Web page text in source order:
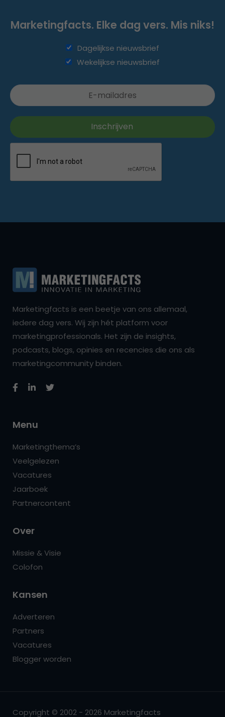
Marketingfacts. Elke dag vers. Mis niks!
Dagelijkse nieuwsbrief
Wekelijkse nieuwsbrief
Marketingfacts is een beetje van ons allemaal,
iedere dag vers. Wij zijn hét platform voor
marketingprofessionals. Het zijn de insights,
podcasts, blogs, opinies en recencies die ons als
marketingcommunity binden.
Menu
Marketingthema’s
Veelgelezen
Vacatures
Jaarboek
Partnercontent
Over
Missie & Visie
Colofon
Kansen
Adverteren
Partners
Vacatures
Blogger worden
Copyright © 2002 - 2026 Marketingfacts